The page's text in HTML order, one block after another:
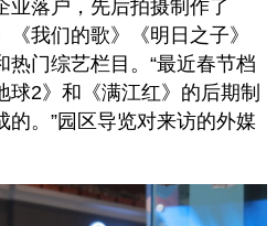
业落户，先后拍摄制作了
《我们的歌》《明日之子》
门综艺栏目。“最近春节档
球2》和《满江红》的后期制
。”园区导览对来访的外媒